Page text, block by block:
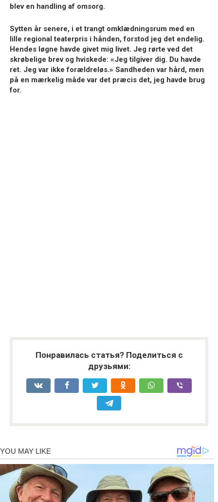
blev en handling af omsorg.
Sytten år senere, i et trangt omklædningsrum med en
lille regional teaterpris i hånden, forstod jeg det endelig.
Hendes løgne havde givet mig livet. Jeg rørte ved det
skrøbelige brev og hviskede: «Jeg tilgiver dig. Du havde
ret. Jeg var ikke forældreløs.» Sandheden var hård, men
på en mærkelig måde var det præcis det, jeg havde brug
for.
Понравилась статья? Поделиться с
друзьями: